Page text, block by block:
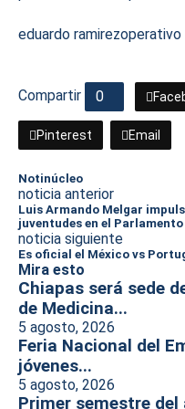
eduardo ramirezoperativo
Compartir 0
Pinterest Email
Notinúcleo
noticia anterior
Luis Armando Melgar
juventudes en el
noticia siguiente
Es oficial el México vs
Mira esto
Chiapas será sede
de Medicina...
5 agosto, 2026
Feria Nacional del
jóvenes...
5 agosto, 2026
Primer semestre del